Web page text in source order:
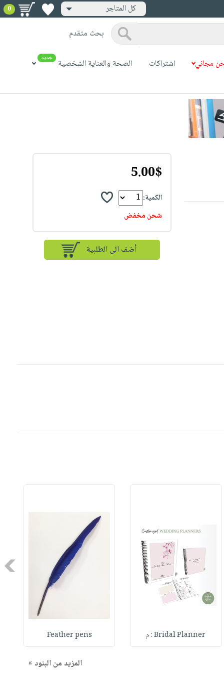
كل المتاجر 0
بحث متقدم
مجاني اشتراكات الصحة والعناية الشخصية جديد
5.00$
الكمية:
شحن مخفض
أضف الى الطلبية
Bridal Planner : م Feather pens
المزيد من البنود »